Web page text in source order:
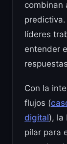
combinan
líderes
entender
Con la
flujos (
digital), la
pilar para